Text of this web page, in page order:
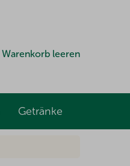
Warenkorb leeren
Getränke